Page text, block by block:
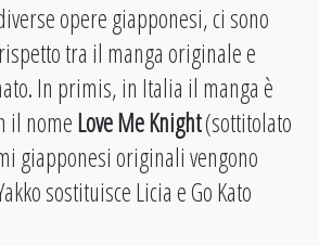
opere giapponesi, ci sono
tra il manga originale e
In primis, in Italia il manga è
il nomeLove Me Knight(sottitolato
giapponesi originali vengono
sostituisce Licia e Go Kato